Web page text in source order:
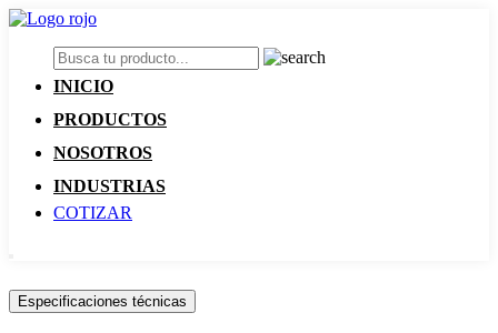
INICIO
PRODUCTOS
NOSOTROS
INDUSTRIAS
COTIZAR
Especificaciones técnicas